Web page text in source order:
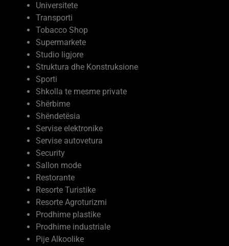
Universitete
Transporti
Tobacco Shop
Supermarkete
Studio ligjore
Struktura dhe Konstruksione
Sporti
Shkolla te mesme private
Shërbime
Shëndetësia
Servise elektronike
Servise autovetura
Security
Sallon mode
Restorante
Resorte Turistike
Resorte Agroturizmi
Prodhime plastike
Prodhime industriale
Pije Alkoolike